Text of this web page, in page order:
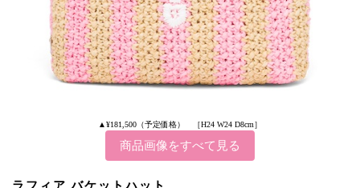
▲¥181,500（予定価格） ［H24 W24 D8cm］
商品画像をすべて見る